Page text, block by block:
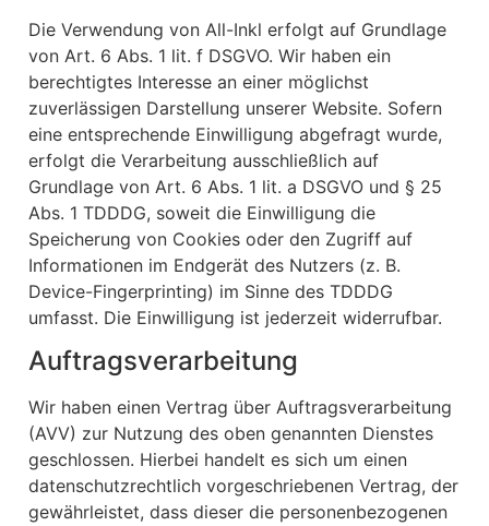
Die Verwendung von All-Inkl erfolgt auf Grundlage
von Art. 6 Abs. 1 lit. f DSGVO. Wir haben ein
berechtigtes Interesse an einer möglichst
zuverlässigen Darstellung unserer Website. Sofern
eine entsprechende Einwilligung abgefragt wurde,
erfolgt die Verarbeitung ausschließlich auf
Grundlage von Art. 6 Abs. 1 lit. a DSGVO und § 25
Abs. 1 TDDDG, soweit die Einwilligung die
Speicherung von Cookies oder den Zugriff auf
Informationen im Endgerät des Nutzers (z. B.
Device-Fingerprinting) im Sinne des TDDDG
umfasst. Die Einwilligung ist jederzeit widerrufbar.
Auftragsverarbeitung
Wir haben einen Vertrag über Auftragsverarbeitung
(AVV) zur Nutzung des oben genannten Dienstes
geschlossen. Hierbei handelt es sich um einen
datenschutzrechtlich vorgeschriebenen Vertrag, der
gewährleistet, dass dieser die personenbezogenen